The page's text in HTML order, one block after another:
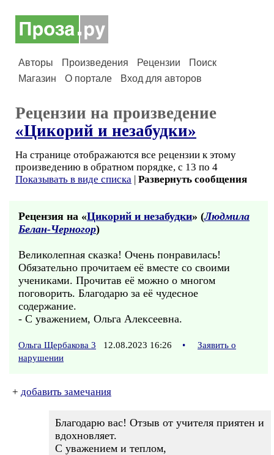
Авторы Произведения Рецензии
Поиск
Магазин
О портале Вход для авторов
Рецензии на произведение
«Цикорий и незабудки»
На странице отображаются все рецензии к этому
произведению в обратном порядке, с 13 по 4
Показывать в виде списка | Развернуть сообщения
Рецензия на «Цикорий и незабудки» (Людмила
Белан-Черногор)
Великолепная сказка! Очень понравилась!
Обязательно прочитаем её вместе со своими
учениками. Прочитав её можно о многом
поговорить. Благодарю за её чудесное
содержание.
- С уважением, Ольга Алексеевна.
Ольга Щербакова 3 12.08.2023 16:26 •
Заявить о
нарушении
+ добавить замечания
Благодарю вас! Отзыв от учителя приятен и
вдохновляет.
С уважением и теплом,